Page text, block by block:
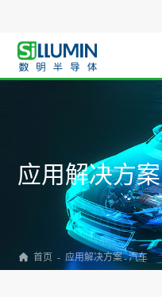
应用解决方案
首页 - 应用解决方案-汽车